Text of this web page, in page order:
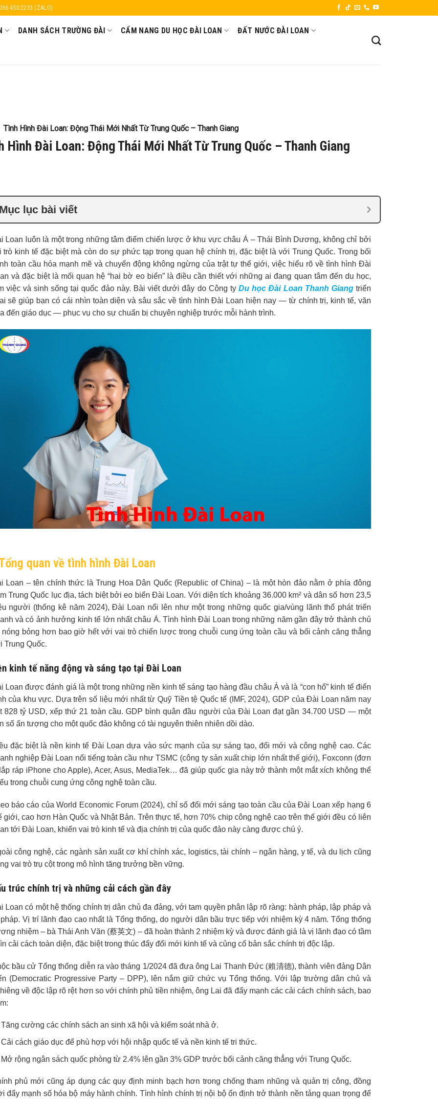
(ZALO)
DANH SÁCH TRƯỜNG ĐÀI CẨM NANG DU HỌC ĐÀI LOAN ĐẤT NƯỚC ĐÀI LOAN
Tình Hình Đài Loan: Động Thái Mới Nhất Từ Trung Quốc – Thanh Giang
Hình Đài Loan: Động Thái Mới Nhất Từ Trung Quốc – Thanh Giang
Mục lục bài viết
Loan luôn là một trong những tâm điểm chiến lược ở khu vực châu Á – Thái Bình Dương, không chỉ bởi
trò kinh tế đặc biệt mà còn do sự phức tạp trong quan hệ chính trị, đặc biệt là với Trung Quốc. Trong bối
toàn cầu hóa mạnh mẽ và chuyển động không ngừng của trật tự thế giới, việc hiểu rõ về tình hình Đài
và đặc biệt là mối quan hệ “hai bờ eo biển” là điều cần thiết với những ai đang quan tâm đến du học,
việc và sinh sống tại quốc đảo này. Bài viết dưới đây do Công tyDu học Đài Loan Thanh Giangtriển
sẽ giúp bạn có cái nhìn toàn diện và sâu sắc về tình hình Đài Loan hiện nay — từ chính trị, kinh tế, văn
đến giáo dục — phục vụ cho sự chuẩn bị chuyên nghiệp trước mỗi hành trình.
quan về tình hình Đài Loan
Loan – tên chính thức là Trung Hoa Dân Quốc (Republic of China) – là một hòn đảo nằm ở phía đông
Trung Quốc lục địa, tách biệt bởi eo biển Đài Loan. Với diện tích khoảng 36.000 km² và dân số hơn 23,5
người (thống kê năm 2024), Đài Loan nổi lên như một trong những quốc gia/vùng lãnh thổ phát triển
và có ảnh hưởng kinh tế lớn nhất châu Á. Tình hình Đài Loan trong những năm gần đây trở thành chủ
nóng bỏng hơn bao giờ hết với vai trò chiến lược trong chuỗi cung ứng toàn cầu và bối cảnh căng thẳng
Trung Quốc.
kinh tế năng động và sáng tạo tại Đài Loan
Loan được đánh giá là một trong những nền kinh tế sáng tạo hàng đầu châu Á và là “con hổ” kinh tế điển
của khu vực. Dựa trên số liệu mới nhất từ Quỹ Tiền tệ Quốc tế (IMF, 2024), GDP của Đài Loan năm nay
828 tỷ USD, xếp thứ 21 toàn cầu. GDP bình quân đầu người của Đài Loan đạt gần 34.700 USD — một
số ấn tượng cho một quốc đảo không có tài nguyên thiên nhiên dồi dào.
đặc biệt là nền kinh tế Đài Loan dựa vào sức mạnh của sự sáng tạo, đổi mới và công nghệ cao. Các
nghiệp Đài Loan nổi tiếng toàn cầu như TSMC (công ty sản xuất chip lớn nhất thế giới), Foxconn (đơn
ráp iPhone cho Apple), Acer, Asus, MediaTek… đã giúp quốc gia này trở thành một mắt xích không thể
trong chuỗi cung ứng công nghệ toàn cầu.
báo cáo của World Economic Forum (2024), chỉ số đổi mới sáng tạo toàn cầu của Đài Loan xếp hạng 6
giới, cao hơn Hàn Quốc và Nhật Bản. Trên thực tế, hơn 70% chip công nghệ cao trên thế giới đều có liên
tới Đài Loan, khiến vai trò kinh tế và địa chính trị của quốc đảo này càng được chú ý.
công nghệ, các ngành sản xuất cơ khí chính xác, logistics, tài chính – ngân hàng, y tế, và du lịch cũng
vai trò trụ cột trong mô hình tăng trưởng bền vững.
trúc chính trị và những cải cách gần đây
Loan có một hệ thống chính trị dân chủ đa đảng, với tam quyền phân lập rõ ràng: hành pháp, lập pháp và
Vị trí lãnh đạo cao nhất là Tổng thống, do người dân bầu trực tiếp với nhiệm kỳ 4 năm. Tổng thống
nhiệm – bà Thái Anh Văn (蔡英文) – đã hoàn thành 2 nhiệm kỳ và được đánh giá là vị lãnh đạo có tầm
cải cách toàn diện, đặc biệt trong thúc đẩy đổi mới kinh tế và củng cố bản sắc chính trị độc lập.
bầu cử Tổng thống diễn ra vào tháng 1/2024 đã đưa ông Lai Thanh Đức (賴清德), thành viên đảng Dân
(Democratic Progressive Party – DPP), lên nắm giữ chức vụ Tổng thống. Với lập trường dân chủ và
về độc lập rõ rệt hơn so với chính phủ tiền nhiệm, ông Lai đã đẩy mạnh các cải cách chính sách, bao
Tăng cường các chính sách an sinh xã hội và kiểm soát nhà ở.
Cải cách giáo dục để phù hợp với hội nhập quốc tế và nền kinh tế tri thức.
Mở rộng ngân sách quốc phòng từ 2.4% lên gần 3% GDP trước bối cảnh căng thẳng với Trung Quốc.
phủ mới cũng áp dụng các quy định minh bạch hơn trong chống tham nhũng và quản trị công, đồng
đẩy mạnh số hóa bộ máy hành chính. Tình hình chính trị nội bộ ổn định trở thành nền tảng quan trọng để